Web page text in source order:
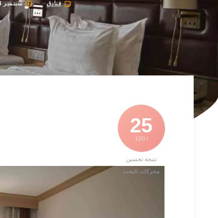
فنادق سبتمبر 24, 2025
25
/ 100
نتيجة تحسين
محركات البحث